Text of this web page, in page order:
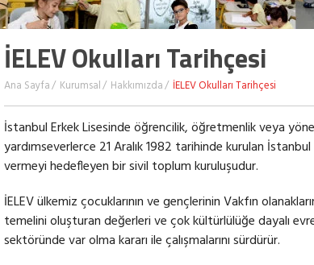
İELEV Okulları Tarihçesi
Ana Sayfa Kurumsal Hakkımızda İELEV Okulları Tarihçesi
İstanbul Erkek Lisesinde öğrencilik, öğretmenlik veya
yardımseverlerce 21 Aralık 1982 tarihinde kurulan
vermeyi hedefleyen bir sivil toplum kuruluşudur.
İELEV ülkemiz çocuklarının ve gençlerinin Vakfın
temelini oluşturan değerleri ve çok kültürlülüğe dayalı
sektöründe var olma kararı ile çalışmalarını sürdürür.